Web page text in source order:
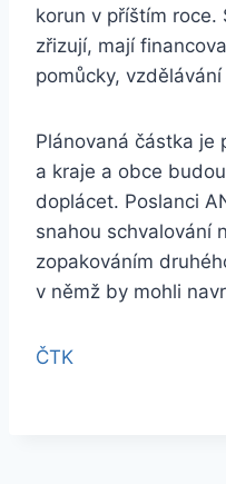
korun v příštím roce.
zřizují, mají
pomůcky,
Plánovaná částka je
a kraje a obce
doplácet. Poslanci
snahou schvalování
zopakováním
v němž by mohli
ČTK